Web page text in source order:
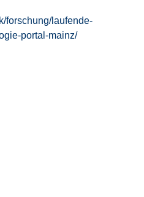
forschung/laufende-
portal-mainz/